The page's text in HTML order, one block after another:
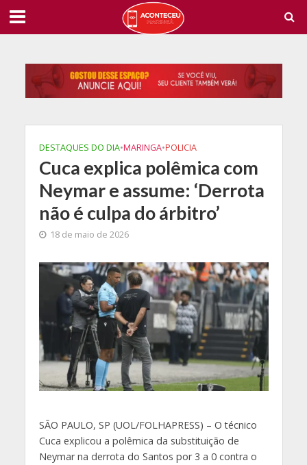
DESTAQUES DO DIA•MARINGA•POLICIA
Cuca explica polêmica com
Neymar e assume: ‘Derrota
não é culpa do árbitro’
18 de maio de 2026
SÃO PAULO, SP (UOL/FOLHAPRESS) – O técnico
Cuca explicou a polêmica da substituição de
Neymar na derrota do Santos por 3 a 0 contra o